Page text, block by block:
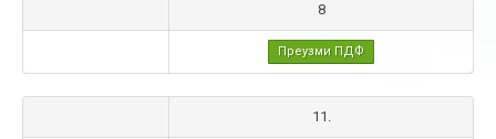
8
Преузми ПДФ
11.